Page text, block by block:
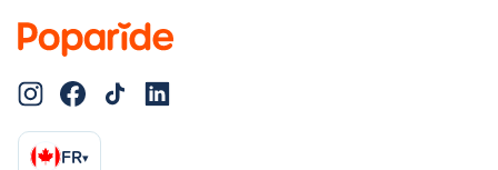
FR▾